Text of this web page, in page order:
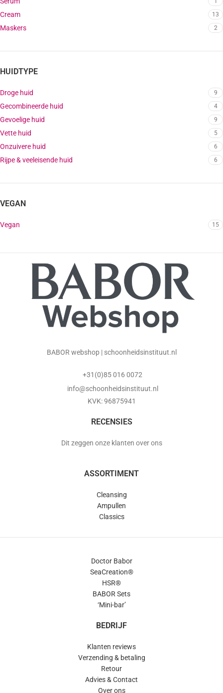
Cream 13
Maskers 2
HUIDTYPE
Droge huid 9
Gecombineerde huid 4
Gevoelige huid 9
Vette huid 5
Onzuivere huid 6
Rijpe & veeleisende huid 6
VEGAN
Vegan 15
BABOR webshop | schoonheidsinstituut.nl
+31(0)85 016 0072
info@schoonheidsinstituut.nl
KVK: 96875941
RECENSIES
Dit zeggen onze klanten over ons
ASSORTIMENT
Cleansing
Ampullen
Classics
Doctor Babor
SeaCreation®
HSR®
BABOR Sets
‘Mini-bar’
BEDRIJF
Klanten reviews
Verzending & betaling
Retour
Advies & Contact
Over ons